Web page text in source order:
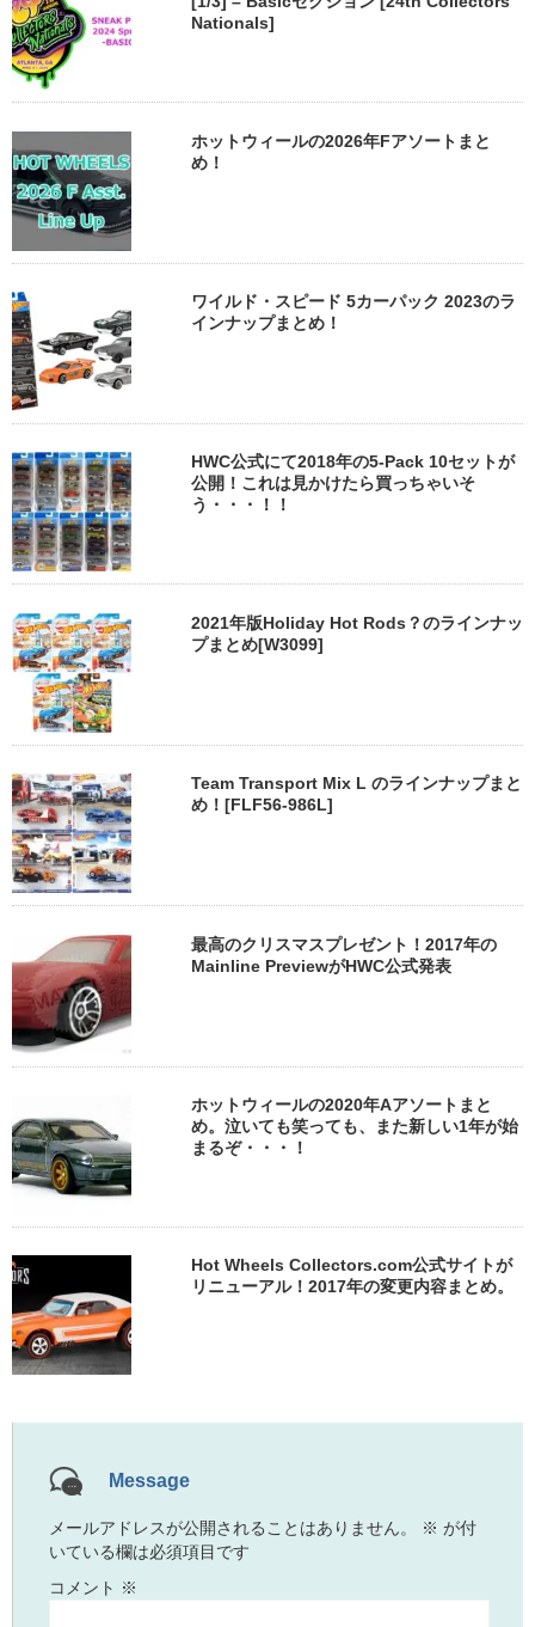
Nationals]
ホットウィールの2026年Fアソートまと
め！
ワイルド・スピード 5カーパック 2023のラ
インナップまとめ！
HWC公式にて2018年の5-Pack 10セットが
公開！これは見かけたら買っちゃいそ
う・・・！！
2021年版Holiday Hot Rods？のラインナッ
プまとめ[W3099]
Team Transport Mix L のラインナップまと
め！[FLF56-986L]
最高のクリスマスプレゼント！2017年の
Mainline PreviewがHWC公式発表
ホットウィールの2020年Aアソートまと
め。泣いても笑っても、また新しい1年が始
まるぞ・・・！
Hot Wheels Collectors.com公式サイトが
リニューアル！2017年の変更内容まとめ。
Message
メールアドレスが公開されることはありません。 ※ が付
いている欄は必須項目です
コメント ※